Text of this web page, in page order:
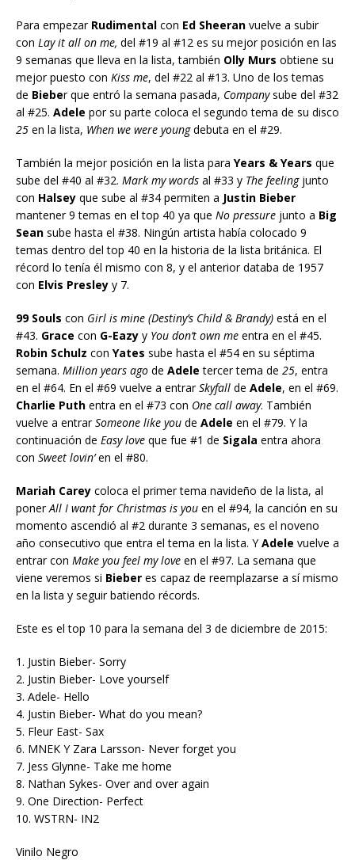
Para empezarRudimental con Ed Sheeran vuelve a subir
con Lay it all on me, del #19 al #12 es su mejor posición en las
9 semanas que lleva en la lista, también Olly Murs obtiene su
mejor puesto con Kiss me, del #22 al #13. Uno de los temas
de Bieber que entró la semana pasada, Companysube del #32
al #25. Adele por su parte coloca el segundo tema de su disco
25 en la lista, When we were youngdebuta en el #29.
También la mejor posición en la lista para Years & Years que
sube del #40 al #32. Mark my words al #33 y The feelingjunto
con Halsey que sube al #34 permiten a Justin Bieber
mantener 9 temas en el top 40 ya que No pressure junto a Big
Sean sube hasta el #38. Ningún artista había colocado 9
temas dentro del top 40 en la historia de la lista británica. El
récord lo tenía él mismo con 8, y el anterior databa de 1957
con Elvis Presley y 7.
99 Souls con Girl is mine (Destiny’s Child & Brandy) está en el
#43. Grace con G-Eazy y You don’t own me entra en el #45.
Robin Schulz con Yates sube hasta el #54 en su séptima
semana. Million years ago de Adele tercer tema de 25, entra
en el #64. En el #69 vuelve a entrarSkyfall de Adele, en el #69.
Charlie Puth entra en el #73 con One call away. También
vuelve a entrarSomeone like you de Adele en el #79. Y la
continuación de Easy love que fue #1 de Sigala entra ahora
con Sweet lovin’en el #80.
Mariah Carey coloca el primer tema navideño de la lista, al
ponerAll I want for Christmas is you en el #94, la canción en su
momento ascendió al #2 durante 3 semanas, es el noveno
año consecutivo que entra el tema en la lista. YAdele vuelve a
entrar con Make you feel my love en el #97. La semana que
viene veremos si Bieber es capaz de reemplazarse a sí mismo
en la lista y seguir batiendo récords.
Este es el top 10 para la semana del 3 de diciembre de 2015:
1. Justin Bieber- Sorry
2. Justin Bieber- Love yourself
3. Adele- Hello
4. Justin Bieber- What do you mean?
5. Fleur East- Sax
6. MNEK Y Zara Larsson- Never forget you
7. Jess Glynne- Take me home
8. Nathan Sykes- Over and over again
9. One Direction- Perfect
10. WSTRN- IN2
Vinilo Negro